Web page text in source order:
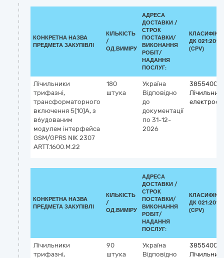
КОНКРЕТНА НАЗВА
ПРЕДМЕТА ЗАКУПІВЛІ
КІЛЬКІСТЬ
/
ОД.ВИМІРУ
АДРЕСА
ДОСТАВКИ /
СТРОК
ПОСТАВКИ/
ВИКОНАННЯ
РОБІТ/
НАДАННЯ
ПОСЛУГ:
ДК 021:2015
(CPV)
Лічильники
трифазні,
трансформаторного
включення 5(10)А, з
вбудованим
модулем інтерфейса
GSM/GPRS NIK 2307
ARTT.1600.M.22
180
штука
Україна
Відповідно
до
документації
по 31-12-
2026
КОНКРЕТНА НАЗВА
ПРЕДМЕТА ЗАКУПІВЛІ
КІЛЬКІСТЬ
/
ОД.ВИМІРУ
АДРЕСА
ДОСТАВКИ /
СТРОК
ПОСТАВКИ/
ВИКОНАННЯ
РОБІТ/
НАДАННЯ
ПОСЛУГ:
ДК 021:2015
(CPV)
Лічильники
трифазні,
90
штука
Україна
Відповідно